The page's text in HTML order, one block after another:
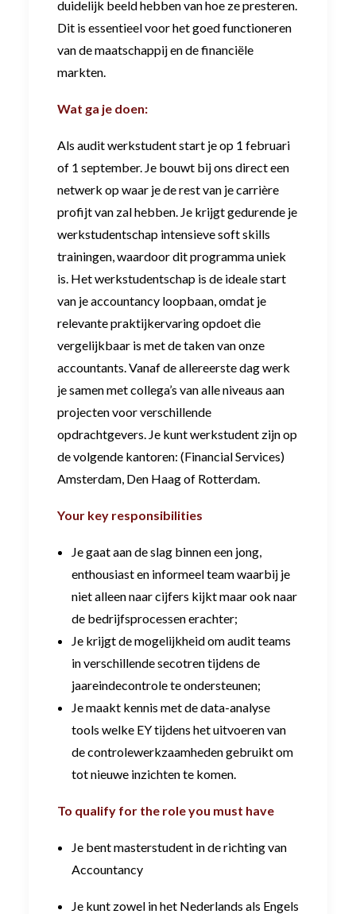
duidelijk beeld hebben van hoe ze presteren.
Dit is essentieel voor het goed functioneren
van de maatschappij en de financiële
markten.
Wat ga je doen:
Als audit werkstudent start je op 1 februari
of 1 september. Je bouwt bij ons direct een
netwerk op waar je de rest van je carrière
profijt van zal hebben. Je krijgt gedurende je
werkstudentschap intensieve soft skills
trainingen, waardoor dit programma uniek
is. Het werkstudentschap is de ideale start
van je accountancy loopbaan, omdat je
relevante praktijkervaring opdoet die
vergelijkbaar is met de taken van onze
accountants. Vanaf de allereerste dag werk
je samen met collega’s van alle niveaus aan
projecten voor verschillende
opdrachtgevers. Je kunt werkstudent zijn op
de volgende kantoren: (Financial Services)
Amsterdam, Den Haag of Rotterdam.
Your key responsibilities
Je gaat aan de slag binnen een jong,
enthousiast en informeel team waarbij je
niet alleen naar cijfers kijkt maar ook naar
de bedrijfsprocessen erachter;
Je krijgt de mogelijkheid om audit teams
in verschillende secotren tijdens de
jaareindecontrole te ondersteunen;
Je maakt kennis met de data-analyse
tools welke EY tijdens het uitvoeren van
de controlewerkzaamheden gebruikt om
tot nieuwe inzichten te komen.
To qualify for the role you must have
Je bent masterstudent in de richting van
Accountancy
Je kunt zowel in het Nederlands als Engels